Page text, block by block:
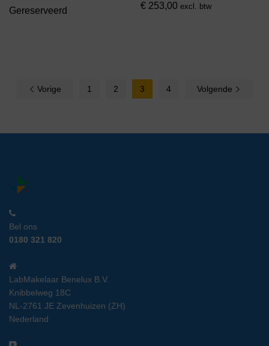
Gereserveerd € 253,00 excl. btw
Vorige 1 2 3 4 Volgende
Bel ons
0180 321 820
LabMakelaar Benelux B.V.
Knibbelweg 18C
NL-2761 JE Zevenhuizen (ZH)
Nederland